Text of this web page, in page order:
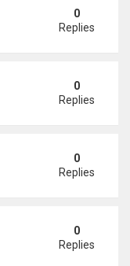
bê bỏ showbiz lấy
0
Replies
0
Replies
doanh nhân
0
Replies
man, khó qua khỏi
0
Replies